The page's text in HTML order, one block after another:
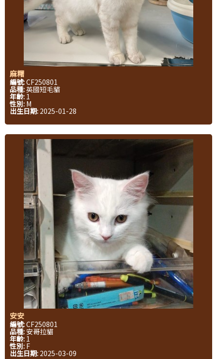
麻糬
編號:CF250801
品種:英國短毛貓
年齡: 1
性別: M
出生日期: 2025-01-28
安安
編號:CF250801
品種: 安哥拉貓
年齡: 1
性別: F
出生日期: 2025-03-09